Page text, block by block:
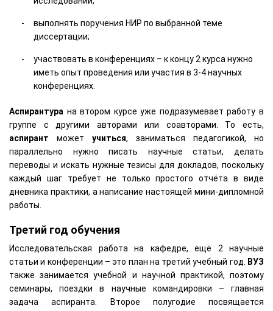
выполнять поручения НИР по выбранной теме
диссертации;
участвовать в конференциях – к концу 2 курса нужно
иметь опыт проведения или участия в 3-4 научных
конференциях.
Аспирантура на втором курсе уже подразумевает работу в
группе с другими авторами или соавторами. То есть,
аспирант может учиться, заниматься педагогикой, но
параллельно нужно писать научные статьи, делать
переводы и искать нужные тезисы для докладов, поскольку
каждый шаг требует не только простого отчёта в виде
дневника практики, а написание настоящей мини-дипломной
работы.
Третий год обучения
Исследовательская работа на кафедре, ещё 2 научные
статьи и конференции – это план на третий учебный год.
ВУЗ
также занимается учебной и научной практикой, поэтому
семинары, поездки в научные командировки – главная
задача аспиранта. Второе полугодие посвящается